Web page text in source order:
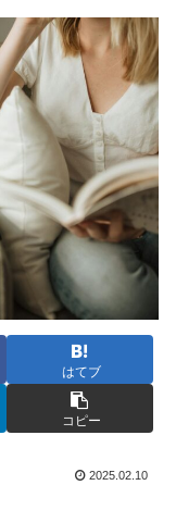
はてブ
コピー
2025.02.10